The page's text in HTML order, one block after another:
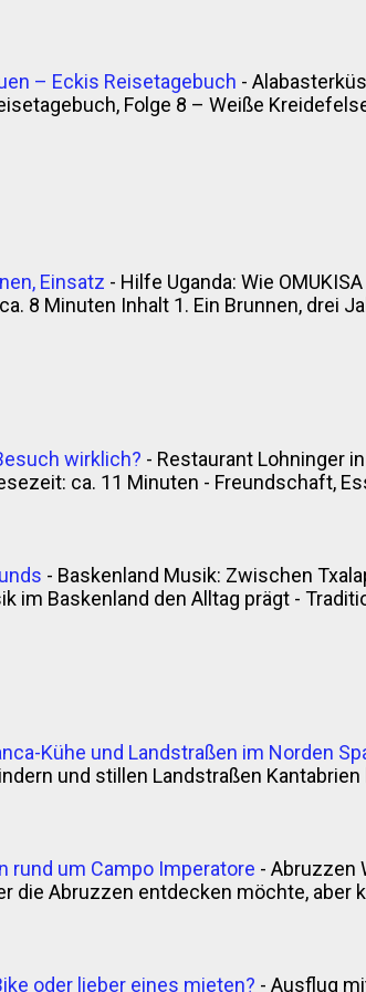
– Eckis Reisetagebuch -
Folge 8 – Weiße
Einsatz - Hilfe Uganda: Wie
8 Minuten Inhalt 1. Ein Brunnen, drei
wirklich? - Restaurant Lohninger
ca. 11 Minuten - Freundschaft,
- Baskenland Musik: Zwischen
im Baskenland den Alltag prägt -
Kühe und Landstraßen im Norden
und stillen Landstraßen
rund um Campo Imperatore - Abruzzen
die Abruzzen entdecken möchte, aber
oder lieber eines mieten? - Ausflug